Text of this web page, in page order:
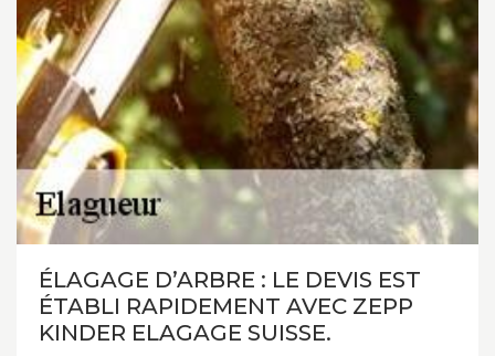
ÉLAGAGE D’ARBRE : LE DEVIS EST
ÉTABLI RAPIDEMENT AVEC ZEPP
KINDER ELAGAGE SUISSE.